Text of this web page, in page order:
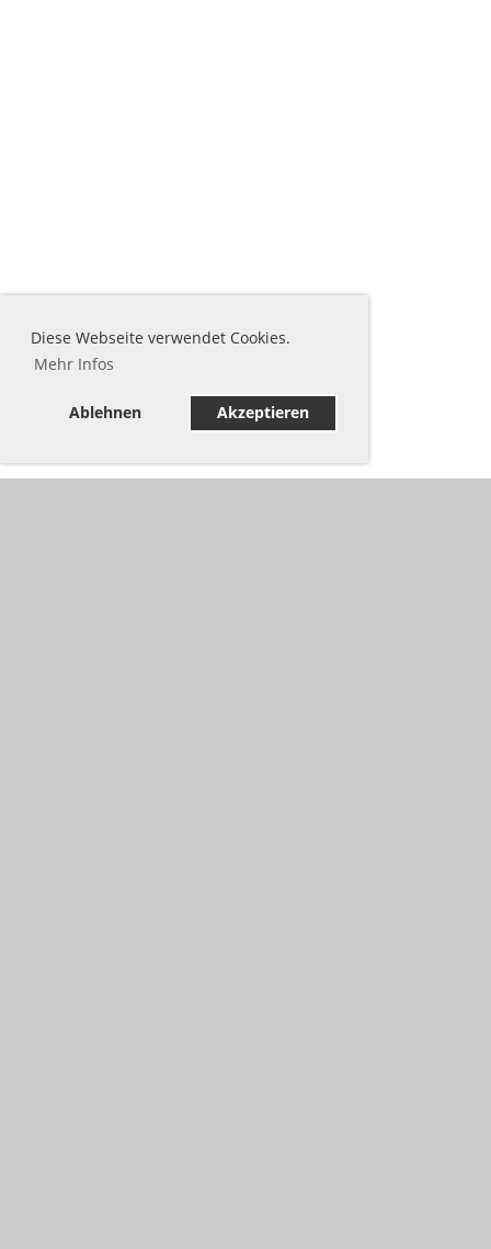
Diese Webseite verwendet Cookies.
Mehr Infos
Ablehnen Akzeptieren